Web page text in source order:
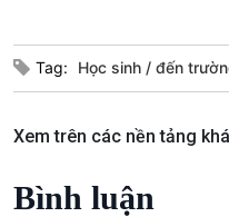
Văn hoá & Du lịch
Tag: Học sinh đến
Xem trên các nền tảng
Bình luận